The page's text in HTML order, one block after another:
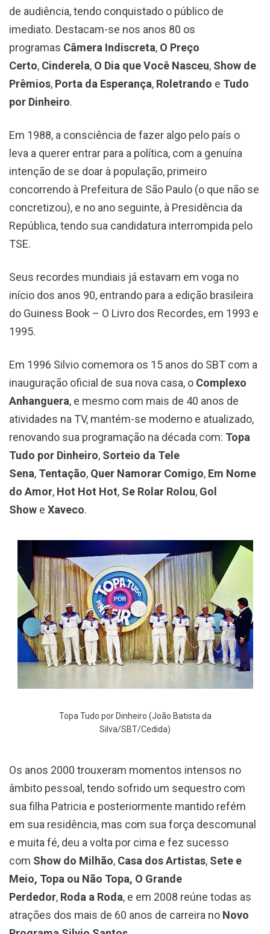
de audiência, tendo conquistado o público de
imediato. Destacam-se nos anos 80 os
programas Câmera Indiscreta, O Preço
Certo, Cinderela, O Dia que Você Nasceu, Show de
Prêmios, Porta da Esperança, Roletrando e Tudo
por Dinheiro.
Em 1988, a consciência de fazer algo pelo país o
leva a querer entrar para a política, com a genuína
intenção de se doar à população, primeiro
concorrendo à Prefeitura de São Paulo (o que não se
concretizou), e no ano seguinte, à Presidência da
República, tendo sua candidatura interrompida pelo
TSE.
Seus recordes mundiais já estavam em voga no
início dos anos 90, entrando para a edição brasileira
do Guiness Book – O Livro dos Recordes, em 1993 e
1995.
Em 1996 Silvio comemora os 15 anos do SBT com a
inauguração oficial de sua nova casa, o Complexo
Anhanguera, e mesmo com mais de 40 anos de
atividades na TV, mantém-se moderno e atualizado,
renovando sua programação na década com: Topa
Tudo por Dinheiro, Sorteio da Tele
Sena, Tentação, Quer Namorar Comigo, Em Nome
do Amor, Hot Hot Hot, Se Rolar Rolou, Gol
Show e Xaveco.
Topa Tudo por Dinheiro (João Batista da
Silva/SBT/Cedida)
Os anos 2000 trouxeram momentos intensos no
âmbito pessoal, tendo sofrido um sequestro com
sua filha Patricia e posteriormente mantido refém
em sua residência, mas com sua força descomunal
e muita fé, deu a volta por cima e fez sucesso
com Show do Milhão, Casa dos Artistas, Sete e
Meio, Topa ou Não Topa, O Grande
Perdedor, Roda a Roda, e em 2008 reúne todas as
atrações dos mais de 60 anos de carreira no Novo